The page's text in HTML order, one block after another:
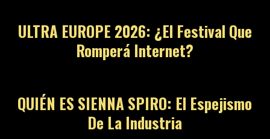
ULTRA EUROPE 2026: ¿El Festival Que
Romperá Internet?
QUIÉN ES SIENNA SPIRO: El Espejismo
De La Industria